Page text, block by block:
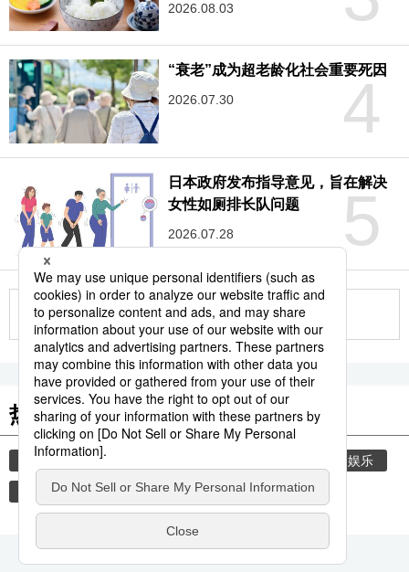
2026.08.03
4
“衰老”成为超老龄化社会重要死因
2026.07.30
5
日本政府发布指导意见，旨在解决
女性如厕排长队问题
2026.07.28
更多
热门关键词
艺术 生活与旅游 娱乐
女性 旅游 性 国际